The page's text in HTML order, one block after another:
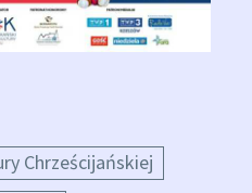
Chrześcijańskiej